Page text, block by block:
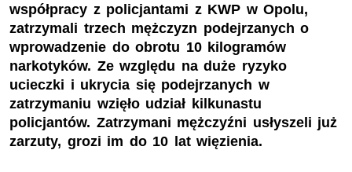
współpracy z policjantami z KWP w Opolu,
zatrzymali trzech mężczyzn podejrzanych o
wprowadzenie do obrotu 10 kilogramów
narkotyków. Ze względu na duże ryzyko
ucieczki i ukrycia się podejrzanych w
zatrzymaniu wzięło udział kilkunastu
policjantów. Zatrzymani mężczyźni usłyszeli już
zarzuty, grozi im do 10 lat więzienia.